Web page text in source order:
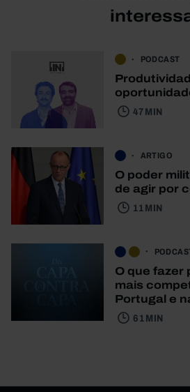
PODCAST
47 MIN
ARTIGO
O poder
de agir por
11 MIN
O que fazer
mais
Portugal e
61 MIN